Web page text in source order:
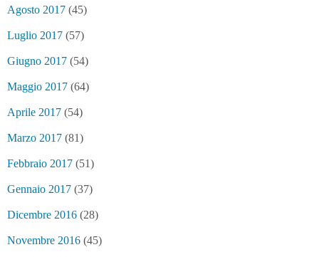
Agosto 2017 (45)
Luglio 2017 (57)
Giugno 2017 (54)
Maggio 2017 (64)
Aprile 2017 (54)
Marzo 2017 (81)
Febbraio 2017 (51)
Gennaio 2017 (37)
Dicembre 2016 (28)
Novembre 2016 (45)